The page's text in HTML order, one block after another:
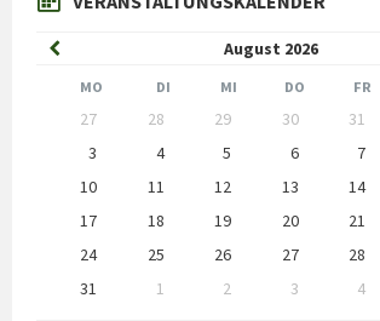
August 2026
Previous
Month
MO DI MI DO FR
calendar
27 28 29 30 31
3
4 5 6 7
10
11 12 13 14
17
18 19 20 21
24
25 26 27 28
31
1 2 3 4